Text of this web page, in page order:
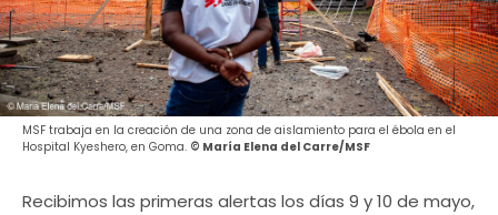
MSF trabaja en la creación de una zona de aislamiento para el ébola en el
Hospital Kyeshero, en Goma. © María Elena del Carre/MSF
Recibimos las primeras alertas los días 9 y 10 de mayo,